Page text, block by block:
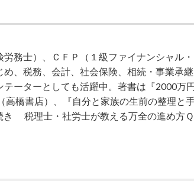
務士）、ＣＦＰ（１級ファイナンシャル
、税務、会計、社会保険、相続・事業承
ーターとしても活躍中。著書は『2000万
高橋書店）、『自分と家族の生前の整理
税理士・社労士が教える万全の進め方Ｑ